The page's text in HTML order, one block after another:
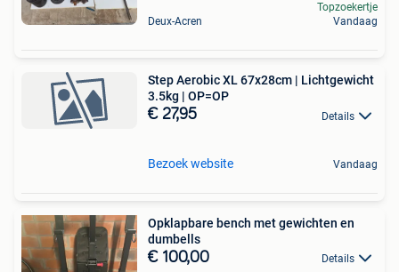
Deux-Acren
Topzoekertje
Vandaag
Step Aerobic XL 67x28cm | Lichtgewicht
3.5kg | OP=OP
€ 27,95 Details
Bezoek website Vandaag
Opklapbare bench met gewichten en
dumbells
€ 100,00 Details